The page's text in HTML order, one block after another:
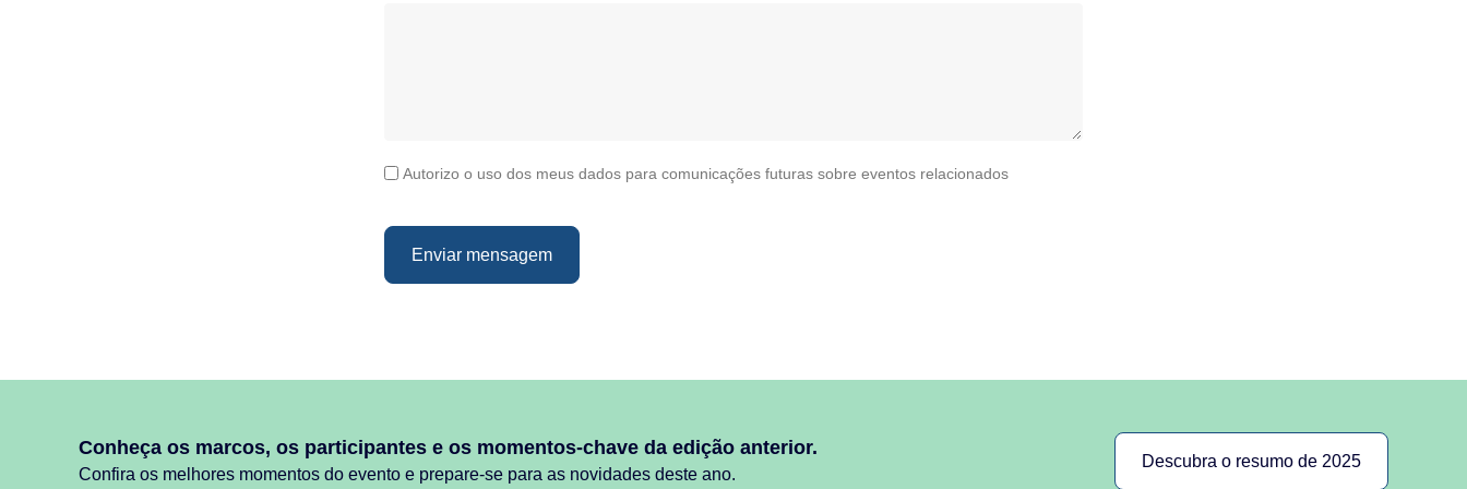
Autorizo o uso dos meus dados para comunicações futuras sobre eventos relacionados
Enviar mensagem
Conheça os marcos, os participantes e os momentos-chave da edição anterior.
Confira os melhores momentos do evento e prepare-se para as novidades deste ano.
Descubra o resumo de 2025